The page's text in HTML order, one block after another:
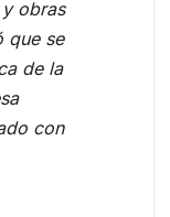
obras
que se
de la
con